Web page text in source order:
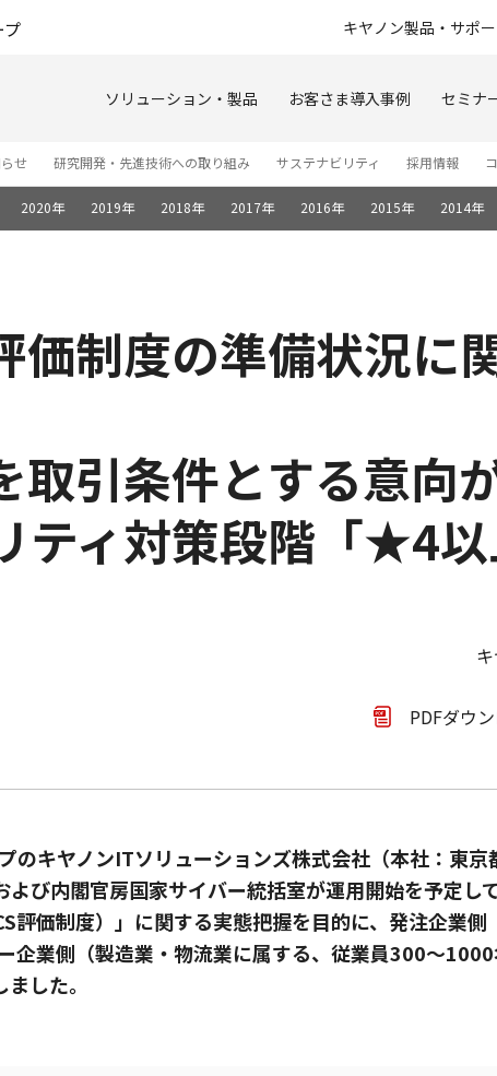
プ キヤノン製品・サポ
ソリューション・製品 お客さま導入事例 セミナ
せ 研究開発・先進技術への取り組み サステナビリティ 採用情報
2020年 2019年 2018年 2017年 2016年 2015年 2014年
価制度の準備状況に
取引条件とする意向
ティ対策段階「★4
PDFダウ
のキヤノンITソリューションズ株式会社（本社：東
び内閣官房国家サイバー統括室が運用開始を予定し
評価制度）」に関する実態把握を目的に、発注企業
企業側（製造業・物流業に属する、従業員300～
した。